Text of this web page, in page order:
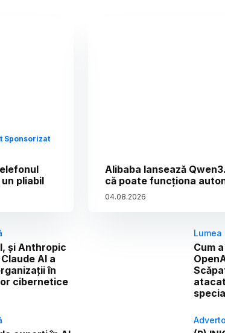
Sponsorizat
pliabil
Alibaba lansează
că poate funcționa
04.08.2026
și Anthropic
AI a
în
cibernetice
Lumea
Cum